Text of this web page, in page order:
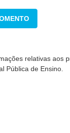
relativas aos
Pública de Ensino.